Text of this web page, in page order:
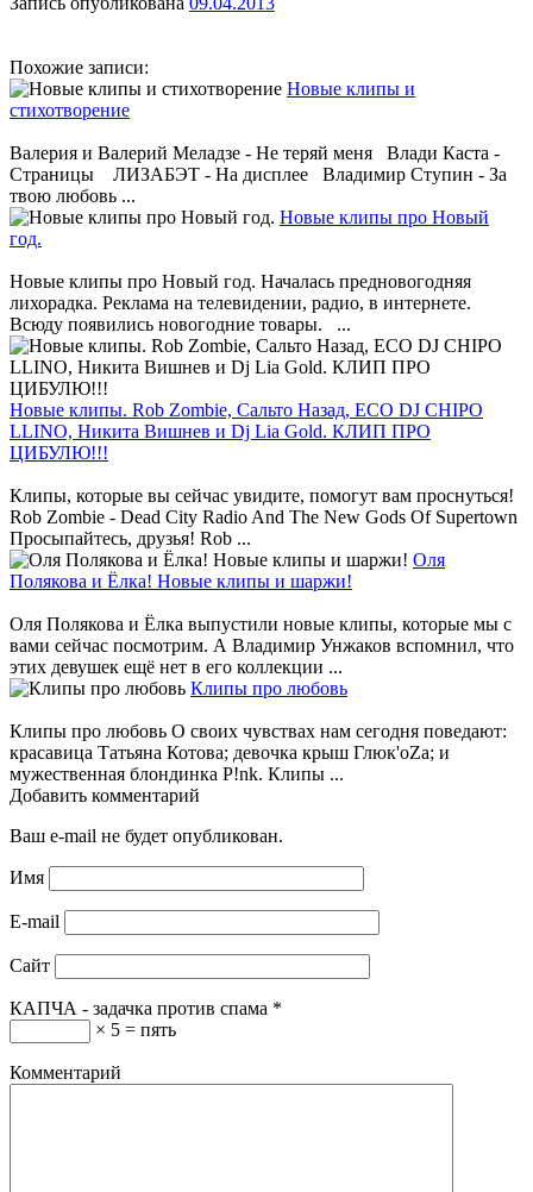
Похожие записи:
Новые клипы и
стихотворение
Валерия и Валерий Меладзе - Не теряй меня Влади Каста -
Страницы ЛИЗАБЭТ - На дисплее Владимир Ступин - За
твою любовь ...
Новые клипы про Новый
год.
Новые клипы про Новый год. Началась предновогодняя
лихорадка. Реклама на телевидении, радио, в интернете.
Всюду появились новогодние товары. ...
Новые клипы. Rob Zombie, Сальто Назад, ECO DJ CHIPO
LLINO, Никита Вишнев и Dj Lia Gold. КЛИП ПРО
ЦИБУЛЮ!!!
Клипы, которые вы сейчас увидите, помогут вам проснуться!
Rob Zombie - Dead City Radio And The New Gods Of Supertown
Просыпайтесь, друзья! Rob ...
Оля
Полякова и Ёлка! Новые клипы и шаржи!
Оля Полякова и Ёлка выпустили новые клипы, которые мы с
вами сейчас посмотрим. А Владимир Унжаков вспомнил, что
этих девушек ещё нет в его коллекции ...
Клипы про любовь
Клипы про любовь О своих чувствах нам сегодня поведают:
красавица Татьяна Котова; девочка крыш Глюк'oZa; и
мужественная блондинка P!nk. Клипы ...
Добавить комментарий
Ваш e-mail не будет опубликован.
Имя
E-mail
Сайт
КАПЧА - задачка против спама *
× 5 = пять
Комментарий